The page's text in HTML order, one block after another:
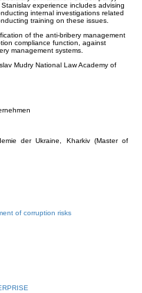
experience includes advising
internal investigations related
training on these issues.
of the anti-bribery management
compliance function, against
management systems.
Mudry National Law Academy of
der Ukraine, Kharkiv (Master of
of corruption risks